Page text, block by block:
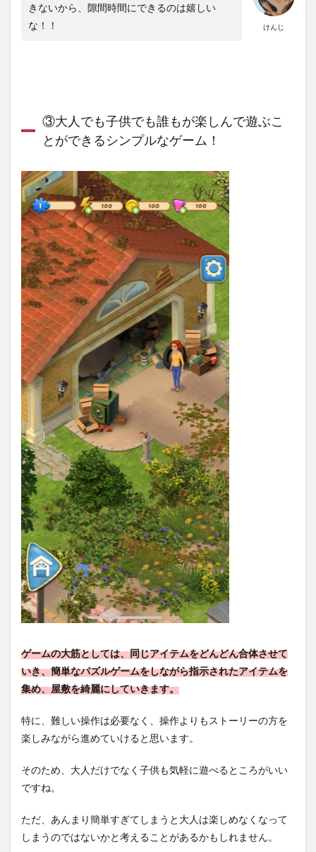
けんじ
きないから、隙間時間にできるのは嬉しい
な！
！
③大人でも子供でも誰もが楽しんで遊ぶこ
とができるシンプルなゲーム！
ゲームの大筋としては、同じアイテムをどんどん合体させて
いき、簡単なパズルゲームをしながら指示されたアイテムを
集め、屋敷を綺麗にしていきます。
特に、難しい操作は必要なく、操作よりもストーリーの方を
楽しみながら進めていけると思います。
そのため、大人だけでなく子供も気軽に遊べるところがいい
ですね。
ただ、あんまり簡単すぎてしまうと大人は楽しめなくなって
しまうのではないかと考えることがあるかもしれません。